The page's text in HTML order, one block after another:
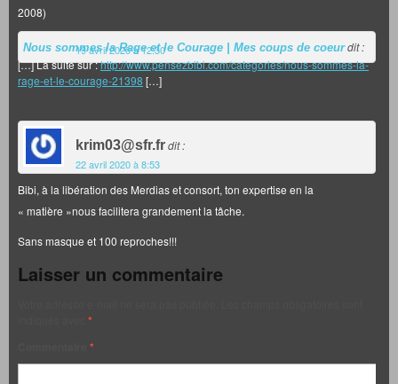
2008)
Nous sommes la Rage et le Courage | Mes coups de coeur dit :
19 avril 2020 à 12:30
[…] La suite sur :http://www.pensezbibi.com/categories/nous-sommes-la-
rage-et-le-courage-21398 […]
krim03@sfr.frdit :
22 avril 2020 à 8:53
Bibi, à la libération des Merdias et consort, ton expertise en la
« matière »nous facilitera grandement la tâche.
Sans masque et 100 reproches!!!
Laisser un commentaire
*
*